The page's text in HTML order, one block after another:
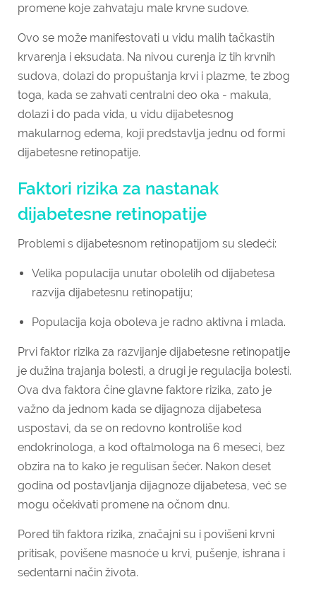
promene koje zahvataju male krvne sudove.
Ovo se može manifestovati u vidu malih tačkastih
krvarenja i eksudata. Na nivou curenja iz tih krvnih
sudova, dolazi do propuštanja krvi i plazme, te zbog
toga, kada se zahvati centralni deo oka - makula,
dolazi i do pada vida, u vidu dijabetesnog
makularnog edema, koji predstavlja jednu od formi
dijabetesne retinopatije.
Faktori rizika za nastanak
dijabetesne retinopatije
Problemi s dijabetesnom retinopatijom su sledeći:
Velika populacija unutar obolelih od dijabetesa
razvija dijabetesnu retinopatiju;
Populacija koja oboleva je radno aktivna i mlada.
Prvi faktor rizika za razvijanje dijabetesne retinopatije
je dužina trajanja bolesti, a drugi je regulacija bolesti.
Ova dva faktora čine glavne faktore rizika, zato je
važno da jednom kada se dijagnoza dijabetesa
uspostavi, da se on redovno kontroliše kod
endokrinologa, a kod oftalmologa na 6 meseci, bez
obzira na to kako je regulisan šećer. Nakon deset
godina od postavljanja dijagnoze dijabetesa, već se
mogu očekivati promene na očnom dnu.
Pored tih faktora rizika, značajni su i povišeni krvni
pritisak, povišene masnoće u krvi, pušenje, ishrana i
sedentarni način života.